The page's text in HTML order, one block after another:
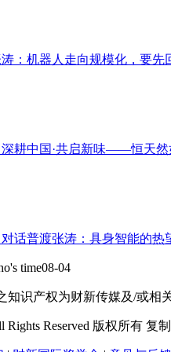
：机器人走向规模化，要先
深耕中国·共启新味——恒天然
对话普渡张涛：具身智能的热
time08-04
知识产权为财新传媒及/或相
Rights Reserved 版权所有 复